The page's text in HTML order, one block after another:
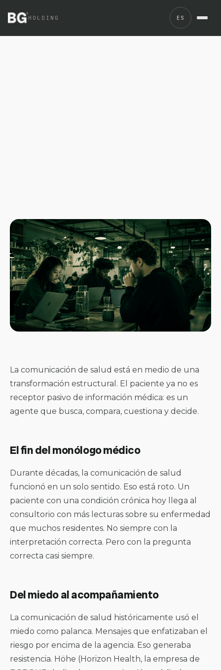
HOLDING ES
La comunicación de salud está en medio de una
transformación estructural. El paciente ya no es
receptor pasivo de información médica: es un
agente que busca, compara, cuestiona y decide.
El fin del monólogo médico
Durante décadas, la comunicación de salud
funcionó en un solo sentido. Eso está roto. Un
paciente con una condición crónica hoy llega al
consultorio con más lecturas sobre su enfermedad
que muchos residentes. No siempre con la
interpretación correcta. Pero con la pregunta
correcta casi siempre.
Del miedo al acompañamiento
La comunicación de salud históricamente usó el
miedo como palanca. Mensajes que enfatizaban el
riesgo por encima de la agencia. Eso generaba
resistencia. Höhe (Horizon Health, la empresa de